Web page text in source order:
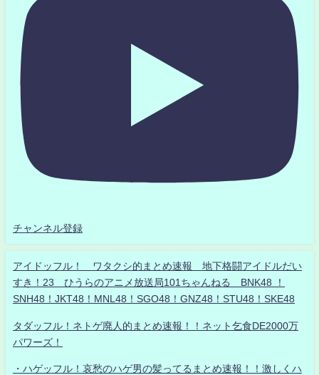
チャンネル登録
アイドッフル！ ワタクシ的まとめ速報 地下格闘アイドルだい
すき！23 ひうらのアニメ放送局101ちゃんねる BNK48 ！
SNH48！JKT48！MNL48！SGO48！GNZ48！STU48！SKE48
タダッフル！ネトゲ廃人的まとめ速報！！ネット乞食DE2000万
パワーズ！
・ハゲッフル！哀愁のハゲ男の髪ってるまとめ速報！！激しくハ